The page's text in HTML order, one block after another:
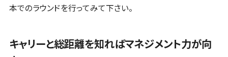
本でのラウンドを行ってみて下さい。
キャリーと総距離を知ればマネジメント力が向